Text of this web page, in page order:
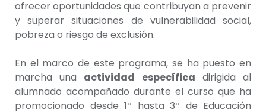
ofrecer oportunidades que contribuyan a prevenir
y superar situaciones de vulnerabilidad social,
pobreza o riesgo de exclusión.
En el marco de este programa, se ha puesto en
marcha una actividad específica dirigida al
alumnado acompañado durante el curso que ha
promocionado desde 1º hasta 3º de Educación